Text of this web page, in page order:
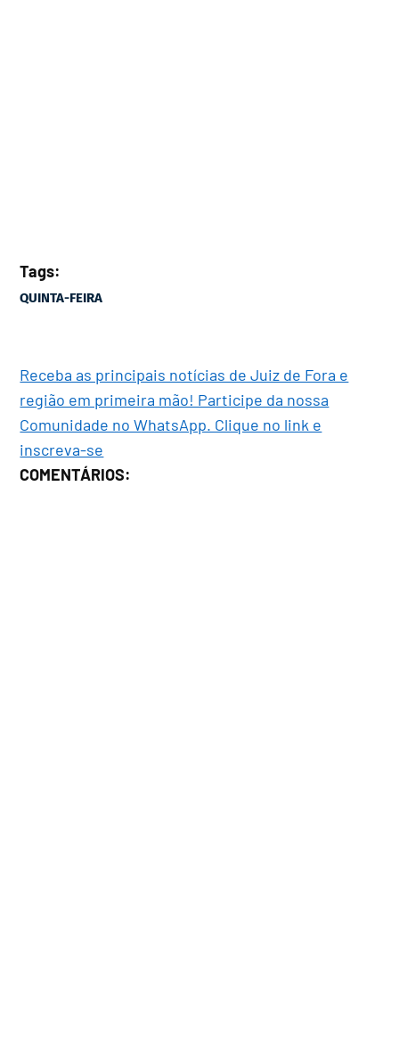
Tags:
QUINTA-FEIRA
Receba as principais notícias de Juiz de Fora e
região em primeira mão! Participe da nossa
Comunidade no WhatsApp. Clique no link e
inscreva-se
COMENTÁRIOS: